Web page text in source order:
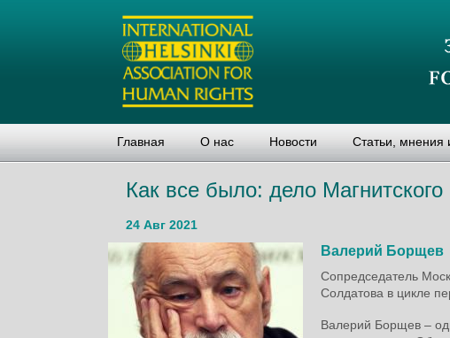
Главная О нас Новости Статьи, мнения
Как все было: дело Магнитского
24 Авг 2021
Валерий Борщев
Сопредседатель
Солдатова в цикле
Валерий Борщев –